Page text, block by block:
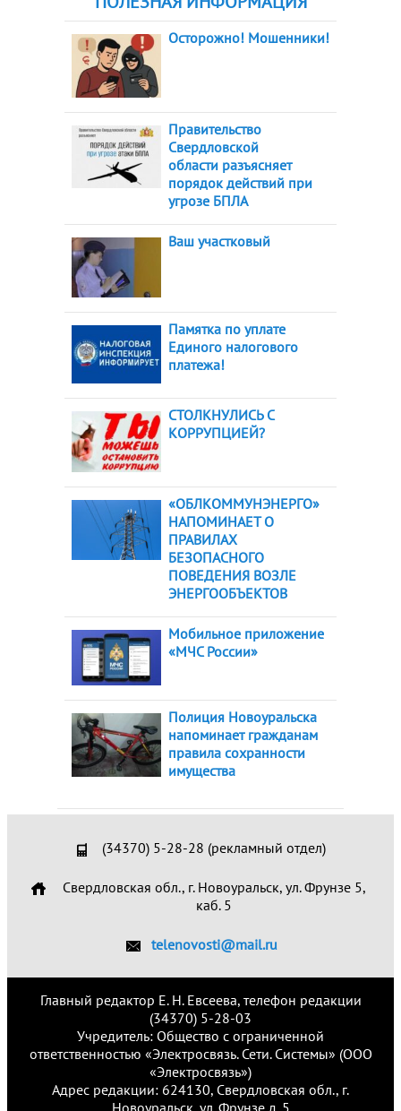
Осторожно! Мошенники!
Правительство
Свердловской
области разъясняет
порядок действий при
угрозе БПЛА
Ваш участковый
Памятка по уплате
Единого налогового
платежа!
СТОЛКНУЛИСЬ С
КОРРУПЦИЕЙ?
«ОБЛКОММУНЭНЕРГО»
НАПОМИНАЕТ О
ПРАВИЛАХ
БЕЗОПАСНОГО
ПОВЕДЕНИЯ ВОЗЛЕ
ЭНЕРГООБЪЕКТОВ
Мобильное приложение
«МЧС России»
Полиция Новоуральска
напоминает гражданам
правила сохранности
имущества
(34370) 5-28-28 (рекламный отдел)
Свердловская обл., г. Новоуральск, ул. Фрунзе 5,
каб. 5
telenovosti@mail.ru
Главный редактор Е. Н. Евсеева, телефон редакции
(34370) 5-28-03
Учредитель: Общество с ограниченной
ответственностью «Электросвязь. Сети. Системы» (ООО
«Электросвязь»)
Адрес редакции: 624130, Свердловская обл., г.
Новоуральск, ул. Фрунзе д. 5